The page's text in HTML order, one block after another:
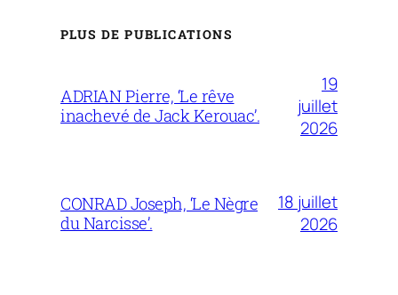
PLUS DE PUBLICATIONS
ADRIAN Pierre, ‘Le rêve
inachevé de Jack Kerouac’.
19
juillet
2026
CONRAD Joseph, ‘Le Nègre
du Narcisse’.
18 juillet
2026